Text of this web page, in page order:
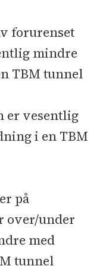
forurenset
mindre
TBM tunnel
er vesentlig
i en TBM
på
over/under
med
tunnel